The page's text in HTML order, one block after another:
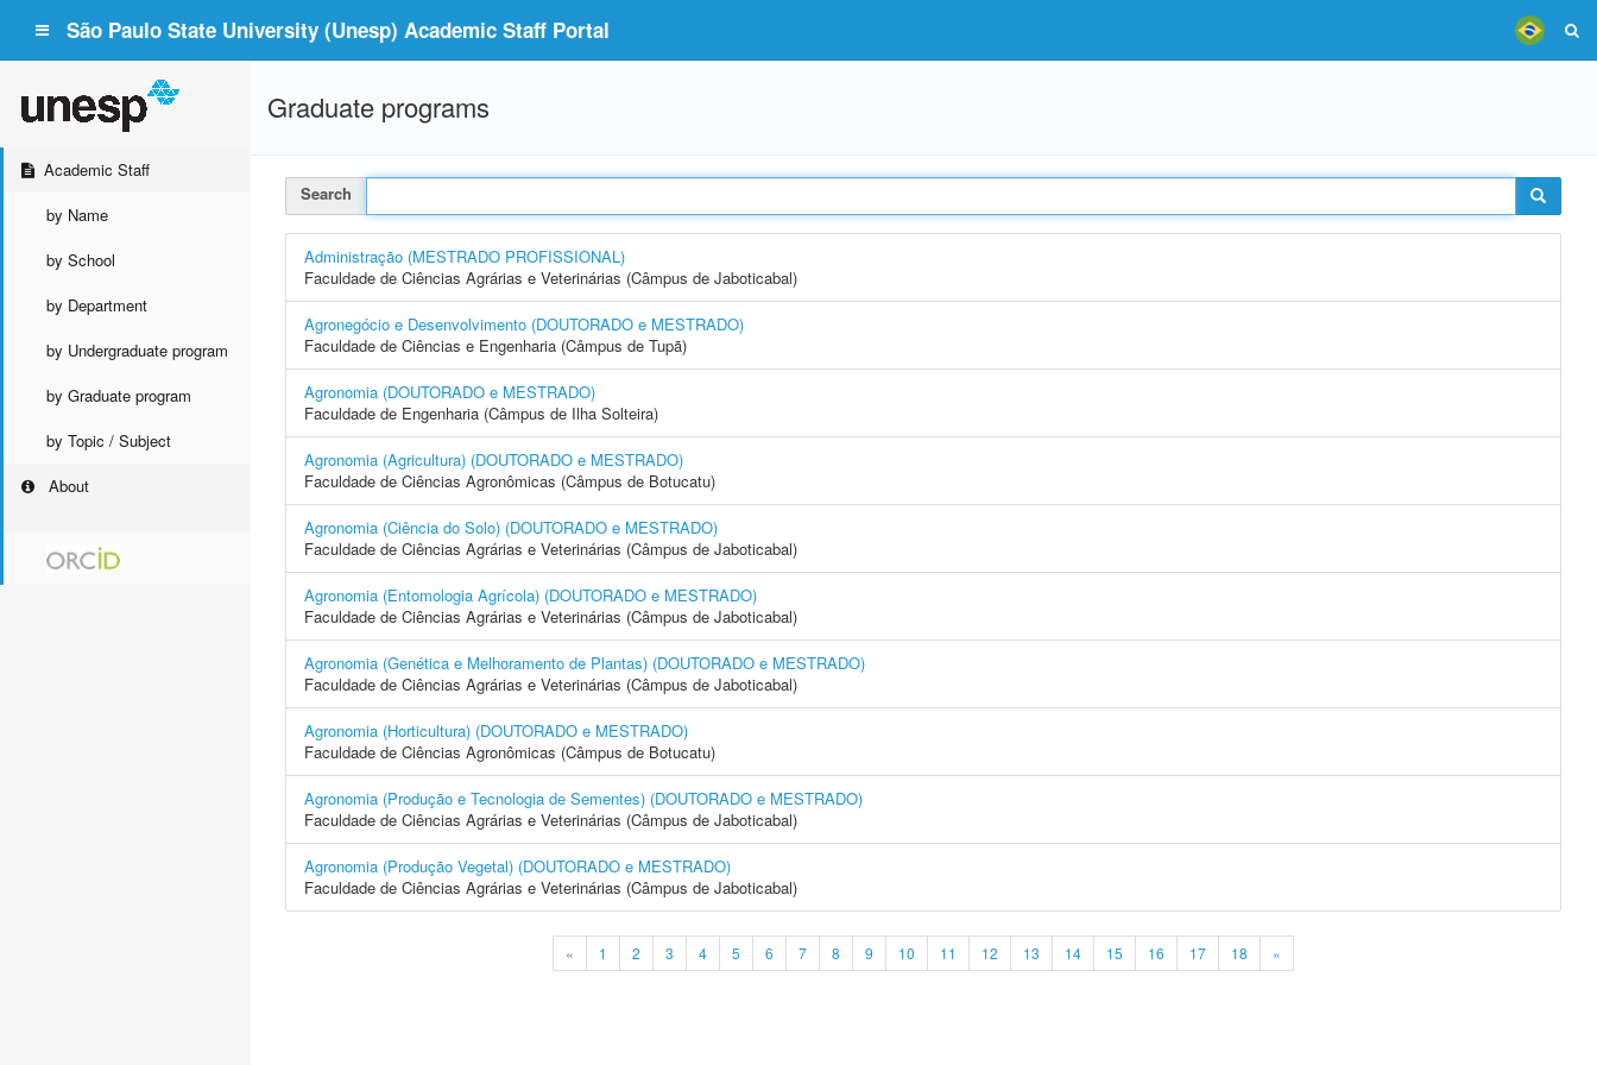
São Paulo State University (Unesp) Academic Staff Portal
Academic Staff
by Name
by School
by Department
by Undergraduate program
by Graduate program
by Topic / Subject
About
Graduate programs
Search
Administração (MESTRADO PROFISSIONAL)
Faculdade de Ciências Agrárias e Veterinárias (Câmpus de Jaboticabal)
Agronegócio e Desenvolvimento (DOUTORADO e MESTRADO)
Faculdade de Ciências e Engenharia (Câmpus de Tupã)
Agronomia (DOUTORADO e MESTRADO)
Faculdade de Engenharia (Câmpus de Ilha Solteira)
Agronomia (Agricultura) (DOUTORADO e MESTRADO)
Faculdade de Ciências Agronômicas (Câmpus de Botucatu)
Agronomia (Ciência do Solo) (DOUTORADO e MESTRADO)
Faculdade de Ciências Agrárias e Veterinárias (Câmpus de Jaboticabal)
Agronomia (Entomologia Agrícola) (DOUTORADO e MESTRADO)
Faculdade de Ciências Agrárias e Veterinárias (Câmpus de Jaboticabal)
Agronomia (Genética e Melhoramento de Plantas) (DOUTORADO e MESTRADO)
Faculdade de Ciências Agrárias e Veterinárias (Câmpus de Jaboticabal)
Agronomia (Horticultura) (DOUTORADO e MESTRADO)
Faculdade de Ciências Agronômicas (Câmpus de Botucatu)
Agronomia (Produção e Tecnologia de Sementes) (DOUTORADO e MESTRADO)
Faculdade de Ciências Agrárias e Veterinárias (Câmpus de Jaboticabal)
Agronomia (Produção Vegetal) (DOUTORADO e MESTRADO)
Faculdade de Ciências Agrárias e Veterinárias (Câmpus de Jaboticabal)
« 1 2 3 4 5 6 7 8 9 10 11 12 13 14 15 16 17 18 »